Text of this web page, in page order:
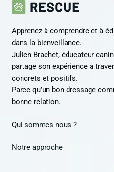
Apprenez à comprendre et à
dans la bienveillance.
Julien Brachet, éducateur
partage son expérience à
concrets et positifs.
Parce qu’un bon dressage
bonne relation.
Qui sommes nous ?
Notre approche